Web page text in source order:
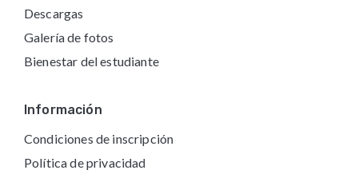
Descargas
Galería de fotos
Bienestar del estudiante
Información
Condiciones de inscripción
Política de privacidad